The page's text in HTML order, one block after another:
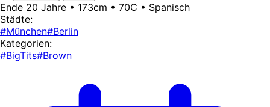
Ende 20 Jahre • 173cm • 70C • Spanisch
Städte:
#München#Berlin
Kategorien:
#BigTits#Brown